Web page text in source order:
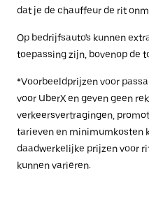
dat je de chauffeur de rit
Op bedrijfsauto's kunnen
toepassing zijn, bovenop de
*Voorbeeldprijzen voor
voor UberX en geven geen
verkeersvertragingen,
tarieven en minimumkosten
daadwerkelijke prijzen voor
kunnen variëren.